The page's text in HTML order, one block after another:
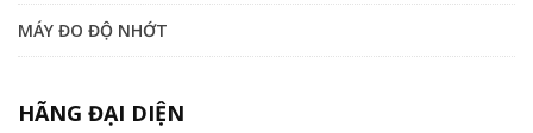
MÁY ĐO ĐỘ NHỚT
HÃNG ĐẠI DIỆN